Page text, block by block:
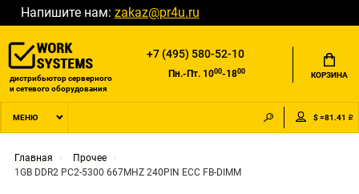
Напишите нам: zakaz@pr4u.ru
дистрибьютор серверного
и сетевого оборудования
+7 (495) 580-52-10
Пн.-Пт. 1000-1800 КОРЗИНА
МЕНЮ $ =81.41 ₽
Главная
Прочее
1GB DDR2 PC2-5300 667MHZ 240PIN ECC FB-DIMM